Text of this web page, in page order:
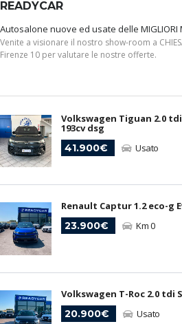
READYCAR
Autosalone nuove ed usate delle MIGLIORI
Venite a visionare il nostro show-room a
Firenze 10 per valutare le nostre offerte.
Volkswagen Tiguan 2.0
193cv dsg
41.900€
Usato
Renault Captur 1.2 eco-g
23.900€
Km 0
Volkswagen T-Roc 2.0 tdi
20.900€
Usato